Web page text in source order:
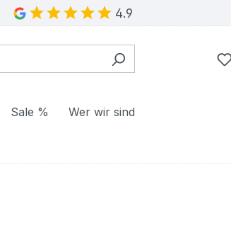
4.9
Sale % Wer wir sind